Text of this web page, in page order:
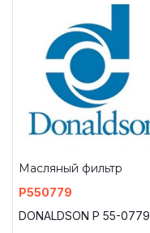
Масляный фильтр
P550779
DONALDSON P 55-0779